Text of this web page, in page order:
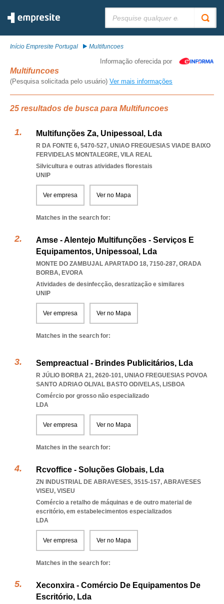
Início Empresite Portugal Multifuncoes
Informação oferecida por
Multifuncoes
(Pesquisa solicitada pelo usuário) Ver mais informações
25 resultados de busca para Multifuncoes
Multifunções Za, Unipessoal, Lda
R DA FONTE 6, 5470-527, UNIAO FREGUESIAS VIADE BAIXO
FERVIDELAS MONTALEGRE, VILA REAL
Silvicultura e outras atividades florestais
UNIP
Ver empresa Ver no Mapa
Matches in the search for:
Amse - Alentejo Multifunções - Serviços E
Equipamentos, Unipessoal, Lda
MONTE DO ZAMBUJAL APARTADO 18, 7150-287, ORADA
BORBA, EVORA
Atividades de desinfecção, desratização e similares
UNIP
Ver empresa Ver no Mapa
Matches in the search for:
Sempreactual - Brindes Publicitários, Lda
R JÚLIO BORBA 21, 2620-101, UNIAO FREGUESIAS POVOA
SANTO ADRIAO OLIVAL BASTO ODIVELAS, LISBOA
Comércio por grosso não especializado
LDA
Ver empresa Ver no Mapa
Matches in the search for:
Rcvoffice - Soluções Globais, Lda
ZN INDUSTRIAL DE ABRAVESES, 3515-157, ABRAVESES
VISEU, VISEU
Comércio a retalho de máquinas e de outro material de
escritório, em estabelecimentos especializados
LDA
Ver empresa Ver no Mapa
Matches in the search for:
Xeconxira - Comércio De Equipamentos De
Escritório, Lda